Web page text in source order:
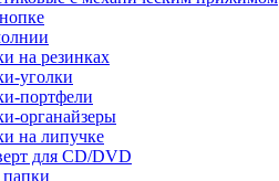
на резинках
уголки
портфели
органайзеры
на липучке
для CD/DVD